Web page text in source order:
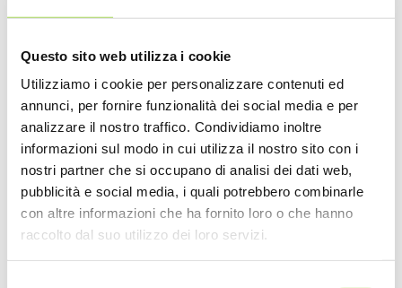
Questo sito web utilizza i cookie
Utilizziamo i cookie per personalizzare contenuti ed
annunci, per fornire funzionalità dei social media e per
analizzare il nostro traffico. Condividiamo inoltre
informazioni sul modo in cui utilizza il nostro sito con i
nostri partner che si occupano di analisi dei dati web,
pubblicità e social media, i quali potrebbero combinarle
con altre informazioni che ha fornito loro o che hanno
raccolto dal suo utilizzo dei loro servizi.
Redazione